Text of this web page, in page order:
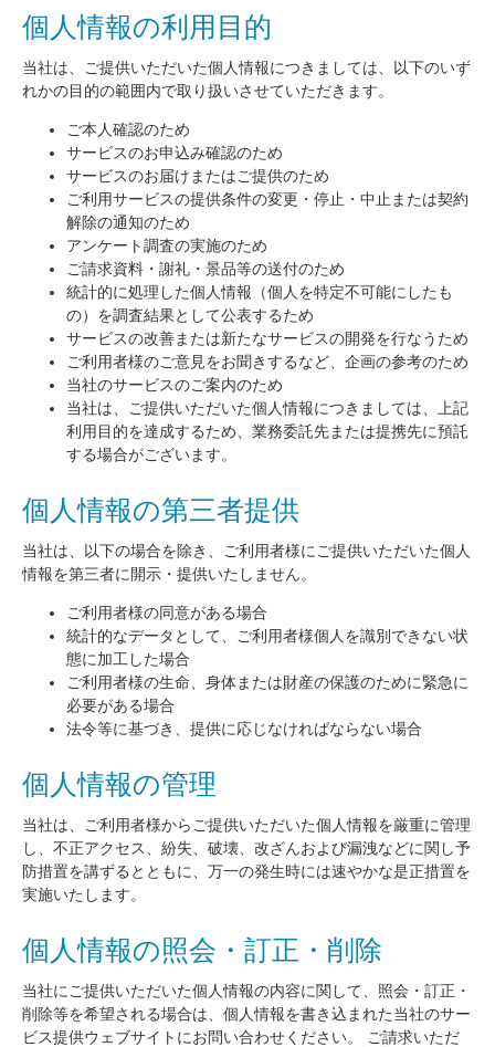
個人情報の利用目的
当社は、ご提供いただいた個人情報につきましては、以下のいず
れかの目的の範囲内で取り扱いさせていただきます。
ご本人確認のため
サービスのお申込み確認のため
サービスのお届けまたはご提供のため
ご利用サービスの提供条件の変更・停止・中止または契約
解除の通知のため
アンケート調査の実施のため
ご請求資料・謝礼・景品等の送付のため
統計的に処理した個人情報（個人を特定不可能にしたも
の）を調査結果として公表するため
サービスの改善または新たなサービスの開発を行なうため
ご利用者様のご意見をお聞きするなど、企画の参考のため
当社のサービスのご案内のため
当社は、ご提供いただいた個人情報につきましては、上記
利用目的を達成するため、業務委託先または提携先に預託
する場合がございます。
個人情報の第三者提供
当社は、以下の場合を除き、ご利用者様にご提供いただいた個人
情報を第三者に開示・提供いたしません。
ご利用者様の同意がある場合
統計的なデータとして、ご利用者様個人を識別できない状
態に加工した場合
ご利用者様の生命、身体または財産の保護のために緊急に
必要がある場合
法令等に基づき、提供に応じなければならない場合
個人情報の管理
当社は、ご利用者様からご提供いただいた個人情報を厳重に管理
し、不正アクセス、紛失、破壊、改ざんおよび漏洩などに関し予
防措置を講ずるとともに、万一の発生時には速やかな是正措置を
実施いたします。
個人情報の照会・訂正・削除
当社にご提供いただいた個人情報の内容に関して、照会・訂正・
削除等を希望される場合は、個人情報を書き込まれた当社のサー
ビス提供ウェブサイトにお問い合わせください。 ご請求いただ